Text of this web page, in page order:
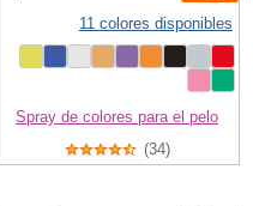
11 colores disponibles
Spray de colores para el pelo
(34)